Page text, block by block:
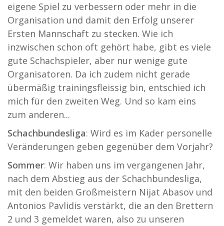
eigene Spiel zu verbessern oder mehr in die
Organisation und damit den Erfolg unserer
Ersten Mannschaft zu stecken. Wie ich
inzwischen schon oft gehört habe, gibt es viele
gute Schachspieler, aber nur wenige gute
Organisatoren. Da ich zudem nicht gerade
übermäßig trainingsfleissig bin, entschied ich
mich für den zweiten Weg. Und so kam eins
zum anderen...
Schachbundesliga: Wird es im Kader personelle
Veränderungen geben gegenüber dem Vorjahr?
Sommer: Wir haben uns im vergangenen Jahr,
nach dem Abstieg aus der Schachbundesliga,
mit den beiden Großmeistern Nijat Abasov und
Antonios Pavlidis verstärkt, die an den Brettern
2 und 3 gemeldet waren, also zu unseren